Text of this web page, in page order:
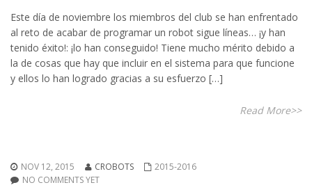
Este día de noviembre los miembros del club se han enfrentado
al reto de acabar de programar un robot sigue líneas… ¡y han
tenido éxito!: ¡lo han conseguido! Tiene mucho mérito debido a
la de cosas que hay que incluir en el sistema para que funcione
y ellos lo han logrado gracias a su esfuerzo […]
Read More>>
NOV 12, 2015 CROBOTS
2015-2016
NO COMMENTS YET